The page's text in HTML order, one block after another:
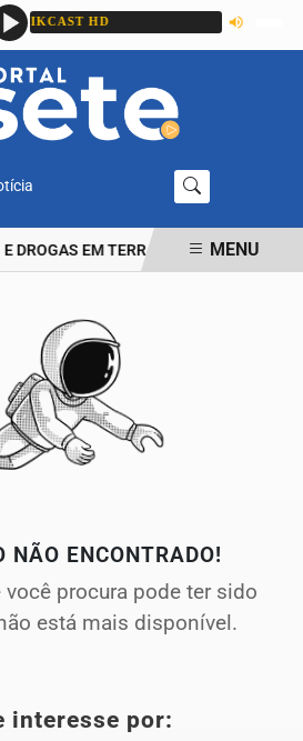
EM TERRA ROXA HOMEM
MENU
NÃO ENCONTRADO!
você procura pode ter sido
está mais disponível.
interesse por: